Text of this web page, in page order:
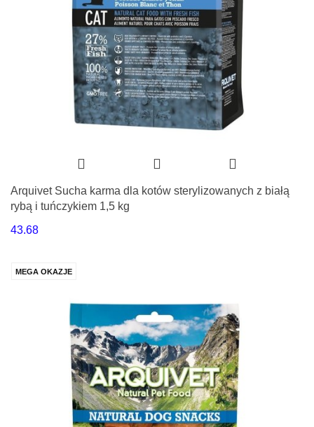
Arquivet Sucha karma dla kotów sterylizowanych z białą
rybą i tuńczykiem 1,5 kg
43.68
MEGA OKAZJE